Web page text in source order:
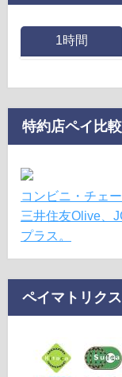
1時間
特約店ペイ比較
コンビニ・チェ
三井住友Olive、
プラス。
ペイマトリクス